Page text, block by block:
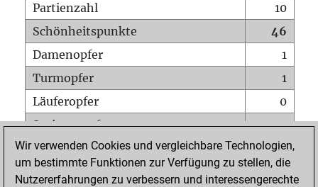
Partienzahl
10
Schönheitspunkte
46
Damenopfer
1
Turmopfer
1
Läuferopfer
0
Springeropfer
0
Bauernopfer
3
Matt auf vollem Brett
0
Wir verwenden Cookies und vergleichbare Technologien,
um bestimmte Funktionen zur Verfügung zu stellen, die
Nutzererfahrungen zu verbessern und interessengerechte